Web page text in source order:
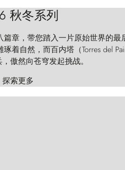
秋冬系列
篇章，带您踏入一片原始世界的最
着自然，而百内塔（Torres del
傲然向苍穹发起挑战。
探索更多